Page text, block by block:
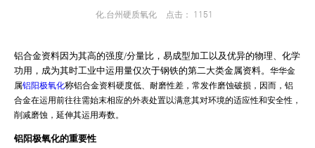
新闻资讯
联系我们
ENGLISH
化,台州硬质氧化
点击： 1151
铝合金资料因为其高的强度/分量比，易成型加工以及优异的物理、化学
功用，成为其时工业中运用量仅次于钢铁的第二大类金属资料。 华华金
属铝阳极氧化称铝合金资料硬度低、耐磨性差，常发作磨蚀破损，因而，铝
合金在运用前往往需始末相应的外表处置以满意其对环境的适应性和安全性，
削减磨蚀，延伸其运用寿数。
铝阳极氧化的重要性